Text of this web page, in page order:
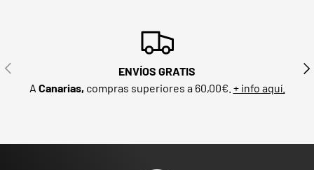
ANTERIOR
ENVÍOS GRATIS
A Canarias, compras superiores a 60,00€. + info aquí.